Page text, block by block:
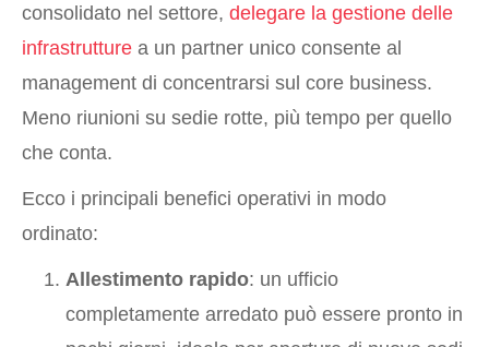
consolidato nel settore, delegare la gestione delle
infrastrutture a un partner unico consente al
management di concentrarsi sul core business.
Meno riunioni su sedie rotte, più tempo per quello
che conta.
Ecco i principali benefici operativi in modo
ordinato:
Allestimento rapido: un ufficio
completamente arredato può essere pronto in